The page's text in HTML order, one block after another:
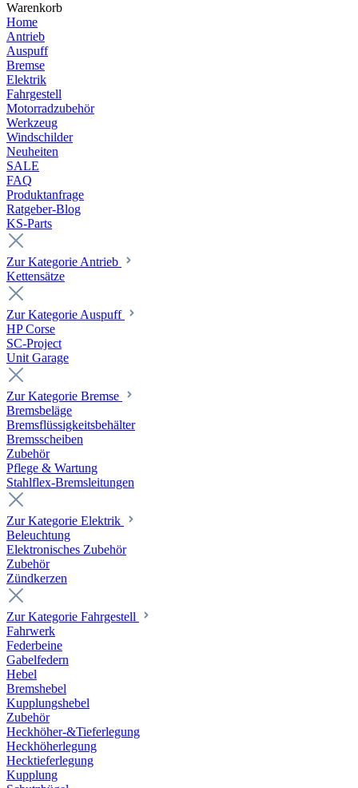
Warenkorb
Home
Antrieb
Auspuff
Bremse
Elektrik
Fahrgestell
Motorradzubehör
Werkzeug
Windschilder
Neuheiten
SALE
FAQ
Produktanfrage
Ratgeber-Blog
KS-Parts
Zur Kategorie Antrieb
Kettensätze
Zur Kategorie Auspuff
HP Corse
SC-Project
Unit Garage
Zur Kategorie Bremse
Bremsbeläge
Bremsflüssigkeitsbehälter
Bremsscheiben
Zubehör
Pflege & Wartung
Stahlflex-Bremsleitungen
Zur Kategorie Elektrik
Beleuchtung
Elektronisches Zubehör
Zubehör
Zündkerzen
Zur Kategorie Fahrgestell
Fahrwerk
Federbeine
Gabelfedern
Hebel
Bremshebel
Kupplungshebel
Zubehör
Heckhöher-&Tieferlegung
Heckhöherlegung
Hecktieferlegung
Kupplung